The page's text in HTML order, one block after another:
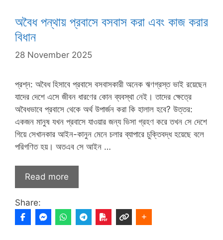
অবৈধ পন্থায় প্রবাসে বসবাস করা এবং কাজ করার
বিধান
28 November 2025
প্রশ্ন: অবৈধ হিসাবে প্রবাসে বসবাসকারী অনেক ঋণগ্রস্ত ভাই রয়েছেন
যাদের দেশে এসে জীবন ধারণের কোন ব্যবস্থা নেই। তাদের ক্ষেত্রে
অবৈধভাবে প্রবাসে থেকে অর্থ উপার্জন করা কি হালাল হবে? উত্তর:
একজন মানুষ যখন প্রবাসে যাওয়ার জন্য ভিসা গ্রহণ করে তখন সে দেশে
গিয়ে সেখানকার আইন-কানুন মেনে চলার ব্যাপারে চুক্তিবদ্ধ হয়েছে বলে
পরিগণিত হয়‌। অতএব সে আইন …
Read more
Share: